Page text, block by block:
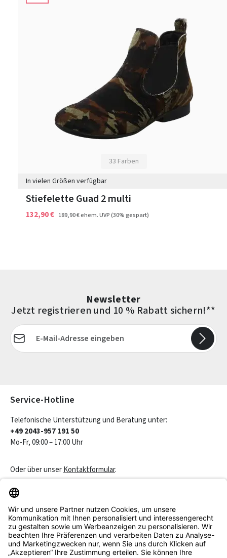
33 Farben
In vielen Größen verfügbar
Stiefelette Guad 2 multi
132,90 € 189,90 €ehem. UVP(30% gespart)
Newsletter
Jetzt registrieren und 10 % Rabatt sichern!**
E-Mail-Adresse*
Service-Hotline
Telefonische Unterstützung und Beratung unter:
+49 2043-957 191 50
Mo-Fr, 09:00 – 17:00 Uhr
Oder über unserKontaktformular.
Service & Beratung